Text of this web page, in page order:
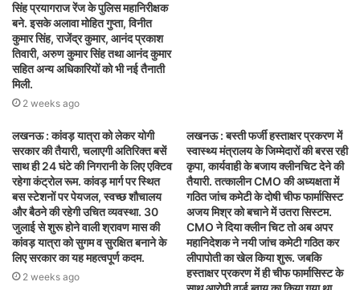
सिंह प्रयागराज रेंज के पुलिस महानिरीक्षक
बने. इसके अलावा मोहित गुप्ता, विनीत
कुमार सिंह, राजेंद्र कुमार, आनंद प्रकाश
तिवारी, अरुण कुमार सिंह तथा आनंद कुमार
सहित अन्य अधिकारियों को भी नई तैनाती
मिली.
2 weeks ago
लखनऊ : कांवड़ यात्रा को लेकर योगी
सरकार की तैयारी, चलाएगी अतिरिक्त बसें
साथ ही 24 घंटे की निगरानी के लिए एक्टिव
रहेगा कंट्रोल रूम. कांवड़ मार्ग पर स्थित
बस स्टेशनों पर पेयजल, स्वच्छ शौचालय
और बैठने की रहेगी उचित व्यवस्था. 30
जुलाई से शुरू होने वाली श्रावण मास की
कांवड़ यात्रा को सुगम व सुरक्षित बनाने के
लिए सरकार का यह महत्वपूर्ण कदम.
2 weeks ago
लखनऊ : बस्ती फर्जी हस्ताक्षर प्रकरण में
स्वास्थ्य मंत्रालय के जिम्मेदारों की बरस रही
कृपा, कार्यवाही के बजाय क्लीनचिट देने की
तैयारी. तत्कालीन CMO की अध्यक्षता में
गठित जांच कमेटी के दोषी चीफ फार्मासिस्ट
अजय मिश्र को बचाने में उतरा सिस्टम.
CMO ने दिया क्लीन चिट तो अब अपर
महानिदेशक ने नयी जांच कमेटी गठित कर
लीपापोती का खेल किया शुरू. जबकि
हस्ताक्षर प्रकरण में ही चीफ फार्मासिस्ट के